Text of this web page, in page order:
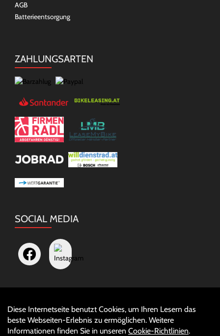
AGB
Batterieentsorgung
ZAHLUNGSARTEN
SOCIAL MEDIA
Diese Internetseite benutzt Cookies, um Ihren Lesern das
beste Webseiten-Erlebnis zu ermöglichen. Weitere
Informationen finden Sie in unseren Cookie-Richtlinien.
Auftrag widerrufen